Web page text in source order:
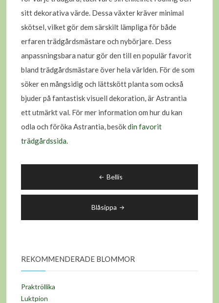
sitt dekorativa värde. Dessa växter kräver minimal
skötsel, vilket gör dem särskilt lämpliga för både
erfaren trädgårdsmästare och nybörjare. Dess
anpassningsbara natur gör den till en populär favorit
bland trädgårdsmästare över hela världen. För de som
söker en mångsidig och lättskött planta som också
bjuder på fantastisk visuell dekoration, är Astrantia
ett utmärkt val. För mer information om hur du kan
odla och föröka Astrantia, besökdin favorit
trädgårdssida.
Bellis
Blåsippa
REKOMMENDERADE BLOMMOR
Praktröllika
Luktpion